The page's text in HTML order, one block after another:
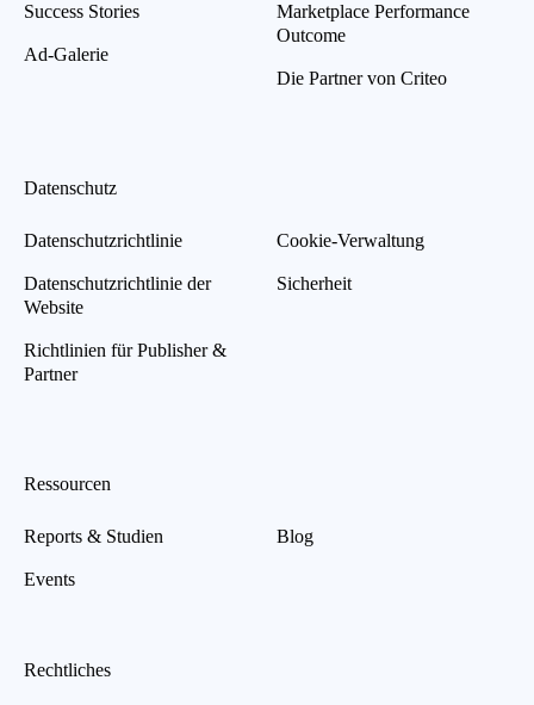
Success Stories
Ad-Galerie
Marketplace Performance
Outcome
Die Partner von Criteo
Datenschutz
Datenschutzrichtlinie
Datenschutzrichtlinie der
Website
Richtlinien für Publisher &
Partner
Cookie-Verwaltung
Sicherheit
Ressourcen
Reports & Studien
Events
Blog
Rechtliches